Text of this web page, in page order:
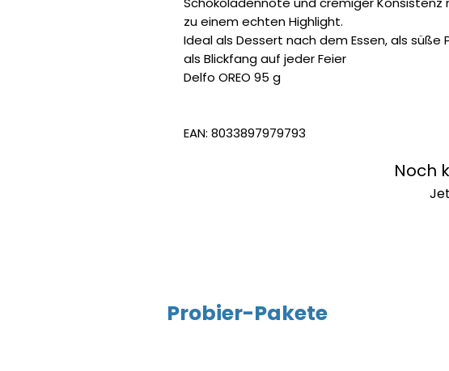
zu einem echten Highlight.
Ideal als Dessert nach dem Essen, als süße
als Blickfang auf jeder Feier
Delfo OREO 95 g
EAN: 8033897979793
Noch
Probier-Pakete